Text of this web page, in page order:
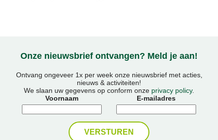
Onze nieuwsbrief ontvangen? Meld je aan!
Ontvang ongeveer 1x per week onze nieuwsbrief met acties,
nieuws & activiteiten!
We slaan uw gegevens op conform onze privacy policy.
Voornaam
E-mailadres